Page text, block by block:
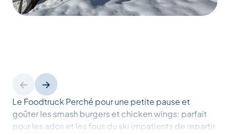
Le Foodtruck Perché pour une petite pause et
goûter les smash burgers et chicken wings: parfait
pour les ados et les fous du ski impatients de repartir